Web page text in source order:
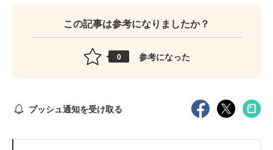
この記事は参考になりましたか？
0 参考になった
プッシュ通知を受け取る